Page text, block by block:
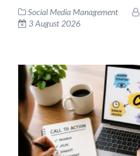
Social Media Management
3 August 2026